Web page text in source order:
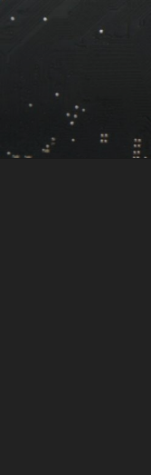
キ